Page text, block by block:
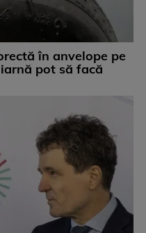
în anvelope pe
pot să facă